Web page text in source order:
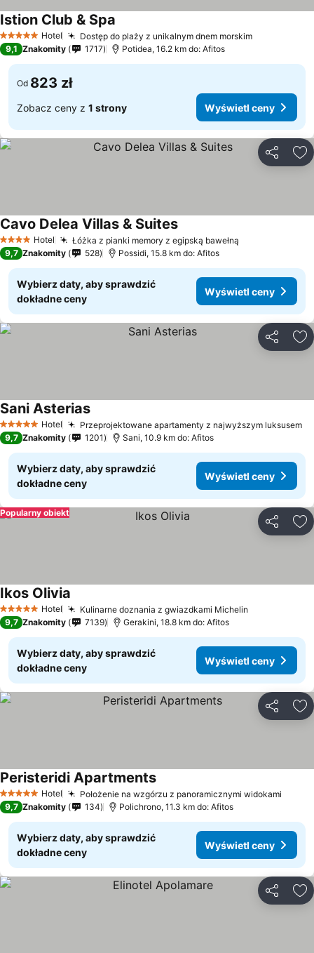
5 KategoriaHotel Dostęp do plaży z unikalnym dnem morskim
Istion Club & Spa
9,1 Znakomity 1717 Potidea, 16.2 km do: Afitos
Od 823 zł
Zobacz ceny z 1 strony Wyświetl ceny
4 KategoriaHotel Łóżka z pianki memory z egipską bawełną
Cavo Delea Villas & Suites
9,7 Znakomity 528 Possidi, 15.8 km do: Afitos
Wybierz daty, aby sprawdzić
dokładne ceny
Wyświetl ceny
5 KategoriaHotel Przeprojektowane apartamenty z najwyższym luksusem
Sani Asterias
9,7 Znakomity 1201 Sani, 10.9 km do: Afitos
Wybierz daty, aby sprawdzić
dokładne ceny
Wyświetl ceny
Popularny obiekt
5 KategoriaHotel Kulinarne doznania z gwiazdkami Michelin
Ikos Olivia
9,7 Znakomity 7139 Gerakini, 18.8 km do: Afitos
Wybierz daty, aby sprawdzić
dokładne ceny
Wyświetl ceny
5 KategoriaHotel Położenie na wzgórzu z panoramicznymi widokami
Peristeridi Apartments
9,7 Znakomity 134 Polichrono, 11.3 km do: Afitos
Wybierz daty, aby sprawdzić
dokładne ceny
Wyświetl ceny